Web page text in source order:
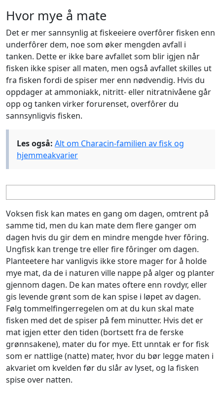
Hvor mye å mate
Det er mer sannsynlig at fiskeeiere overfôrer fisken enn
underfôrer dem, noe som øker mengden avfall i
tanken. Dette er ikke bare avfallet som blir igjen når
fisken ikke spiser all maten, men også avfallet skilles ut
fra fisken fordi de spiser mer enn nødvendig. Hvis du
oppdager at ammoniakk, nitritt- eller nitratnivåene går
opp og tanken virker forurenset, overfôrer du
sannsynligvis fisken.
Les også: Alt om Characin-familien av fisk og
hjemmeakvarier
Voksen fisk kan mates en gang om dagen, omtrent på
samme tid, men du kan mate dem flere ganger om
dagen hvis du gir dem en mindre mengde hver fôring.
Ungfisk kan trenge tre eller fire fôringer om dagen.
Planteetere har vanligvis ikke store mager for å holde
mye mat, da de i naturen ville nappe på alger og planter
gjennom dagen. De kan mates oftere enn rovdyr, eller
gis levende grønt som de kan spise i løpet av dagen.
Følg tommelfingerregelen om at du kun skal mate
fisken med det de spiser på fem minutter. Hvis det er
mat igjen etter den tiden (bortsett fra de ferske
grønnsakene), mater du for mye. Ett unntak er for fisk
som er nattlige (natte) mater, hvor du bør legge maten i
akvariet om kvelden før du slår av lyset, og la fisken
spise over natten.